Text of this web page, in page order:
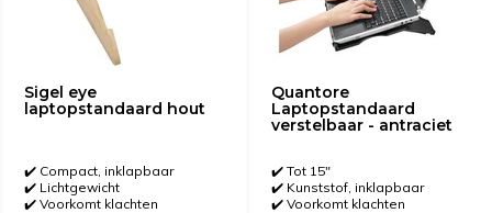
Sigel eye
laptopstandaard hout
✔️ Compact, inklapbaar
✔️ Lichtgewicht
✔️ Voorkomt klachten
Quantore
Laptopstandaard
verstelbaar - antraciet
✔️ Tot 15"
✔️ Kunststof, inklapbaar
✔️ Voorkomt klachten